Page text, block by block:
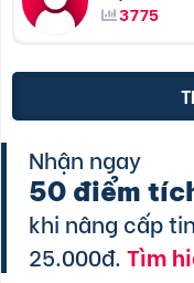
3775
Nhận ngay
50 điểm
khi nâng cấp
25.000đ.Tìm